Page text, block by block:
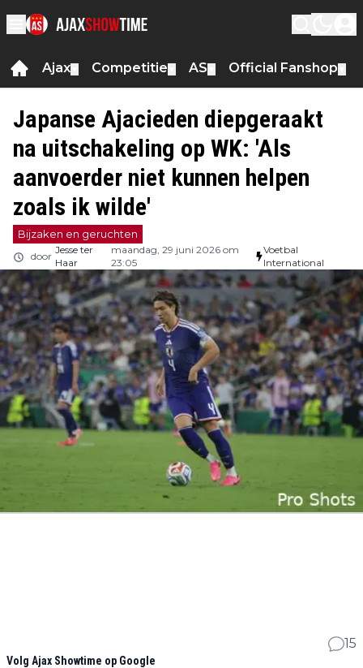
Ajax Competitie AS Official Fanshop
Japanse Ajacieden diepgeraakt
na uitschakeling op WK: 'Als
aanvoerder niet kunnen helpen
zoals ik wilde'
Bijzaken en geruchten
door
Jesse ter
Haar
maandag, 29 juni 2026 om
23:05
Voetbal
International
15
Volg Ajax Showtime op Google